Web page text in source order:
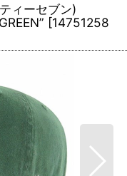
ィーセブン)
[14751258